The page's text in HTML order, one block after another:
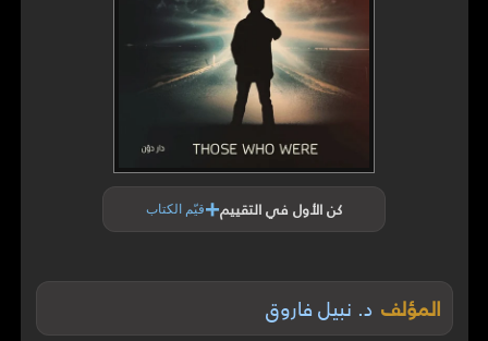
كن الأول في التقييم+قيّم الكتاب
المؤلف د. نبيل فاروق